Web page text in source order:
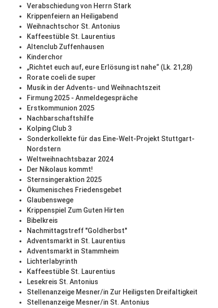
Verabschiedung von Herrn Stark
Krippenfeiern an Heiligabend
Weihnachtschor St. Antonius
Kaffeestüble St. Laurentius
Altenclub Zuffenhausen
Kinderchor
„Richtet euch auf, eure Erlösung ist nahe“ (Lk. 21,28)
Rorate coeli de super
Musik in der Advents- und Weihnachtszeit
Firmung 2025 - Anmeldegespräche
Erstkommunion 2025
Nachbarschaftshilfe
Kolping Club 3
Sonderkollekte für das Eine-Welt-Projekt Stuttgart-
Nordstern
Weltweihnachtsbazar 2024
Der Nikolaus kommt!
Sternsingeraktion 2025
Ökumenisches Friedensgebet
Glaubenswege
Krippenspiel Zum Guten Hirten
Bibelkreis
Nachmittagstreff "Goldherbst"
Adventsmarkt in St. Laurentius
Adventsmarkt in Stammheim
Lichterlabyrinth
Kaffeestüble St. Laurentius
Lesekreis St. Antonius
Stellenanzeige Mesner/in Zur Heiligsten Dreifaltigkeit
Stellenanzeige Mesner/in St. Antonius